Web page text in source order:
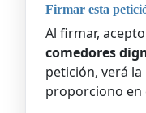
Firmar esta
Al firmar,
comedores
petición, verá
proporciono